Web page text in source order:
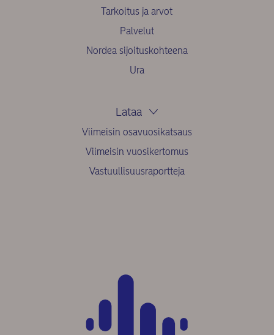
Tarkoitus ja arvot
Palvelut
Nordea sijoituskohteena
Ura
Lataa
Viimeisin osavuosikatsaus
Viimeisin vuosikertomus
Vastuullisuusraportteja